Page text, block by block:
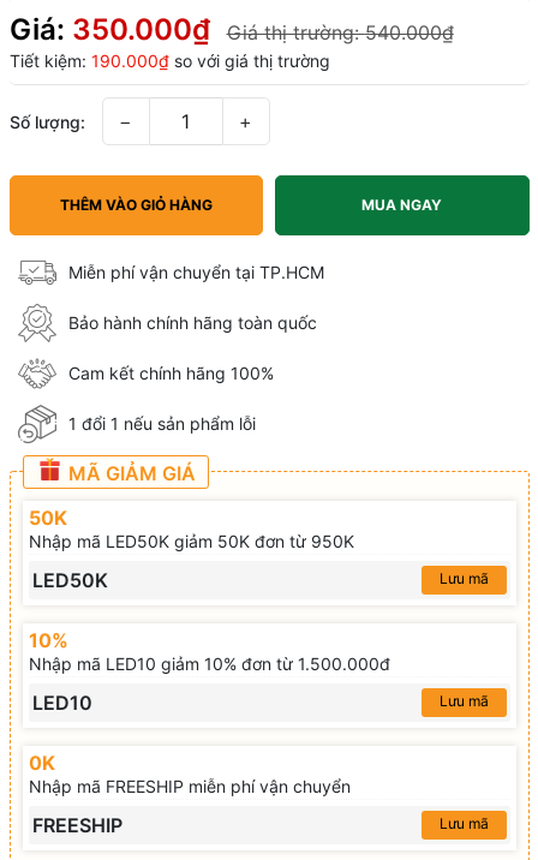
Giá: 350.000₫ Giá thị trường:540.000₫
Tiết kiệm: 190.000₫so với giá thị trường
Số lượng: − +
THÊM VÀO GIỎ HÀNG MUA NGAY
Miễn phí vận chuyển tại TP.HCM
Bảo hành chính hãng toàn quốc
Cam kết chính hãng 100%
1 đổi 1 nếu sản phẩm lỗi
MÃ GIẢM GIÁ
50K
Nhập mã LED50K giảm 50K đơn từ 950K
LED50K Lưu mã
10%
Nhập mã LED10 giảm 10% đơn từ 1.500.000đ
LED10 Lưu mã
0K
Nhập mã FREESHIP miễn phí vận chuyển
FREESHIP Lưu mã